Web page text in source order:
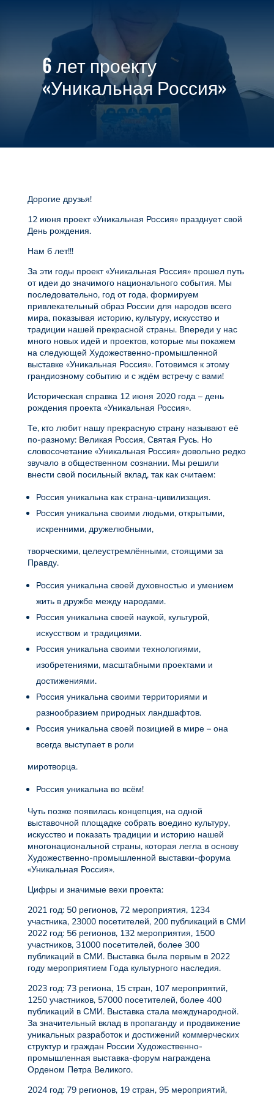
МЕНЮ
6 лет проекту
«Уникальная Россия»
Дорогие друзья!
12 июня проект «Уникальная Россия» празднует свой
День рождения.
Нам 6 лет!!!
За эти годы проект «Уникальная Россия» прошел путь
от идеи до значимого национального события. Мы
последовательно, год от года, формируем
привлекательный образ России для народов всего
мира, показывая историю, культуру, искусство и
традиции нашей прекрасной страны. Впереди у нас
много новых идей и проектов, которые мы покажем
на следующей Художественно-промышленной
выставке «Уникальная Россия». Готовимся к этому
грандиозному событию и с ждём встречу с вами!
Историческая справка 12 июня 2020 года – день
рождения проекта «Уникальная Россия».
Те, кто любит нашу прекрасную страну называют её
по-разному: Великая Россия, Святая Русь. Но
словосочетание «Уникальная Россия» довольно редко
звучало в общественном сознании. Мы решили
внести свой посильный вклад, так как считаем:
Россия уникальна как страна-цивилизация.
Россия уникальна своими людьми, открытыми,
искренними, дружелюбными,
творческими, целеустремлёнными, стоящими за
Правду.
Россия уникальна своей духовностью и умением
жить в дружбе между народами.
Россия уникальна своей наукой, культурой,
искусством и традициями.
Россия уникальна своими технологиями,
изобретениями, масштабными проектами и
достижениями.
Россия уникальна своими территориями и
разнообразием природных ландшафтов.
Россия уникальна своей позицией в мире – она
всегда выступает в роли
миротворца.
Россия уникальна во всём!
Чуть позже появилась концепция, на одной
выставочной площадке собрать воедино культуру,
искусство и показать традиции и историю нашей
многонациональной страны, которая легла в основу
Художественно-промышленной выставки-форума
«Уникальная Россия».
Цифры и значимые вехи проекта:
2021 год: 50 регионов, 72 мероприятия, 1234
участника, 23000 посетителей, 200 публикаций в СМИ
2022 год: 56 регионов, 132 мероприятия, 1500
участников, 31000 посетителей, более 300
публикаций в СМИ. Выставка была первым в 2022
году мероприятием Года культурного наследия.
2023 год: 73 региона, 15 стран, 107 мероприятий,
1250 участников, 57000 посетителей, более 400
публикаций в СМИ. Выставка стала международной.
За значительный вклад в пропаганду и продвижение
уникальных разработок и достижений коммерческих
структур и граждан России Художественно-
промышленная выставка-форум награждена
Орденом Петра Великого.
2024 год: 79 регионов, 19 стран, 95 мероприятий,